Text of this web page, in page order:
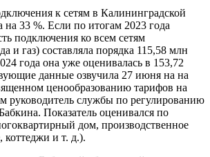
к сетям в Калининградской
на 33 %. Если по итогам 2023 года
подключения ко всем сетям
и газ) составляла порядка 115,58 млн
года она уже оценивалась в 153,72
данные озвучила 27 июня на на
ценообразованию тарифов на
руководитель службы по регулированию
Показатель оценивался по
дом, производственное
коттеджи и т. д.).